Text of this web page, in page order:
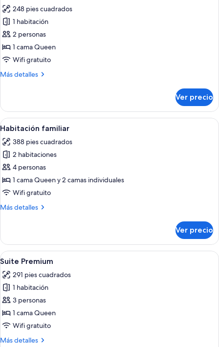
las
fotos
de
Suite
junior
248 pies cuadrados
1 habitación
2 personas
1 cama Queen
Wifi gratuito
Más detalles
Más
junior
Ver precio
Abrir
todas
las
fotos
de
Habitación
familiar
Una habitación de hotel moderna
4
Habitación familiar
388 pies cuadrados
2 habitaciones
4 personas
1 cama Queen y 2 camas individuales
Wifi gratuito
Más detalles
Más
familiar
Ver precio
Abrir
todas
las
fotos
de
Suite
Premium
Una habitación de hotel con una
4
Suite Premium
291 pies cuadrados
1 habitación
3 personas
1 cama Queen
Wifi gratuito
Más detalles
Más